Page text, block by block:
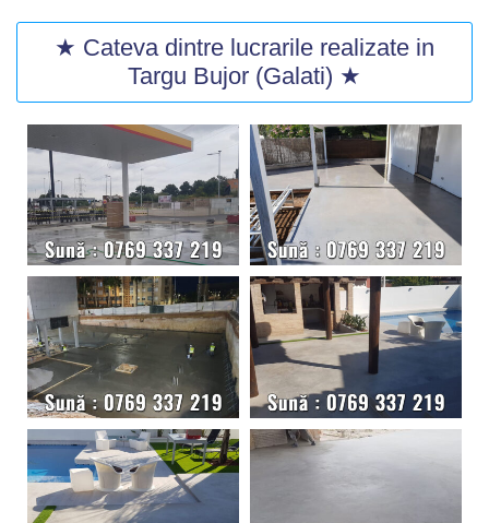
★ Cateva dintre lucrarile realizate in
Targu Bujor (Galati) ★